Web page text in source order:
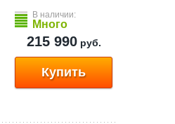
В наличии:
Много
215 990руб.
Купить